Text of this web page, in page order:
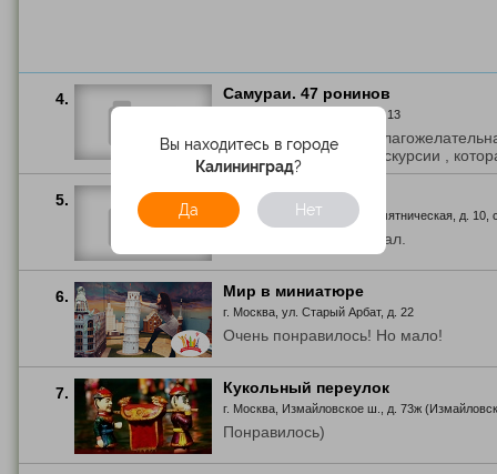
Вы находитесь в городе
Калининград?
Да Нет
4. Самураи. 47 ронинов
г. Москва, пер. Ветошный, д. 13
Отличная выставка.
приходить к началу экскурсии ,
5. Бал роботов
г. Москва, ул. Нижняя Сыромятническая, д. 10,
Спасибо - отличный бал.
6. Мир в миниатюре
г. Москва, ул. Старый Арбат, д. 22
Очень понравилось! Но мало!
7. Кукольный переулок
г. Москва, Измайловское ш., д. 73ж
Понравилось)